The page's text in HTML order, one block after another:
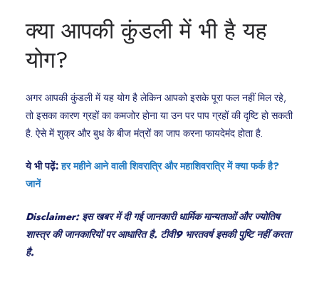
क्या आपकी कुंडली में भी है यह
योग?
अगर आपकी कुंडली में यह योग है लेकिन आपको इसके पूरा फल नहीं मिल रहे,
तो इसका कारण ग्रहों का कमजोर होना या उन पर पाप ग्रहों की दृष्टि हो सकती
है. ऐसे में शुक्र और बुध के बीज मंत्रों का जाप करना फायदेमंद होता है.
ये भी पढ़ें:हर महीने आने वाली शिवरात्रि और महाशिवरात्रि में क्या फर्क है?
जानें
Disclaimer: इस खबर में दी गई जानकारी धार्मिक मान्यताओं और ज्योतिष
शास्त्र की जानकारियों पर आधारित है. टीवी9 भारतवर्ष इसकी पुष्टि नहीं करता
है.